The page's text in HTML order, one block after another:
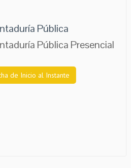
Pública
Pública Presencial
de Inicio al Instante